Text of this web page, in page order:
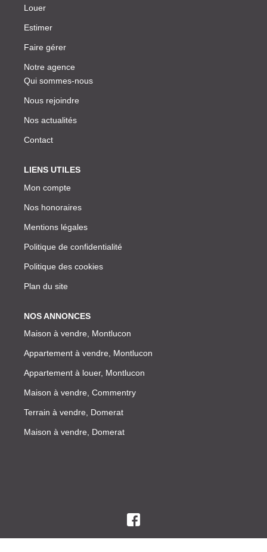
Louer
Estimer
Faire gérer
Notre agence
Qui sommes-nous
Nous rejoindre
Nos actualités
Contact
LIENS UTILES
Mon compte
Nos honoraires
Mentions légales
Politique de confidentialité
Politique des cookies
Plan du site
NOS ANNONCES
Maison à vendre, Montlucon
Appartement à vendre, Montlucon
Appartement à louer, Montlucon
Maison à vendre, Commentry
Terrain à vendre, Domerat
Maison à vendre, Domerat